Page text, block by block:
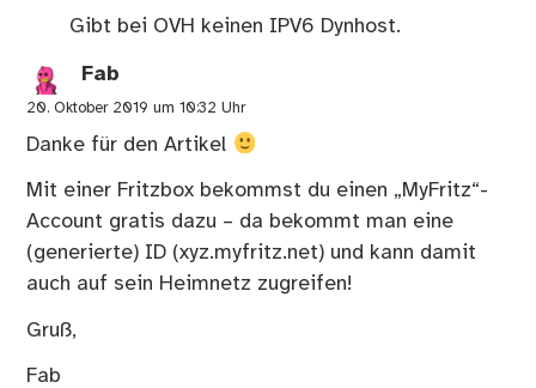
Gibt bei OVH keinen IPV6 Dynhost.
Fab
20. Oktober 2019 um 10:32 Uhr
Danke für den Artikel
Mit einer Fritzbox bekommst du einen „MyFritz“-
Account gratis dazu – da bekommt man eine
(generierte) ID (xyz.myfritz.net) und kann damit
auch auf sein Heimnetz zugreifen!
Gruß,
Fab